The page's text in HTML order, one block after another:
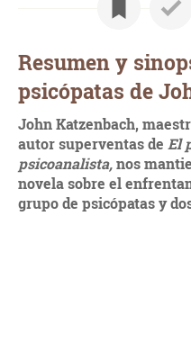
Resumen y
psicópatas de
John Katzenbach,
autor superventas de El
psicoanalista,nos
novela sobre el
grupo de psicópatas y